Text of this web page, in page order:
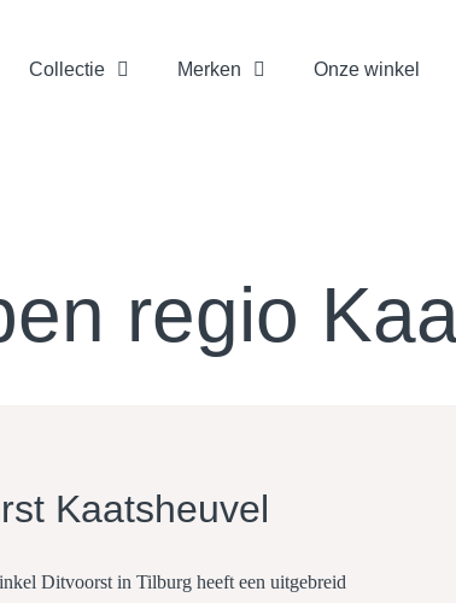
Collectie Merken Onze winkel
regio
Kaatsheuvel
Ditvoorst in Tilburg heeft een uitgebreid